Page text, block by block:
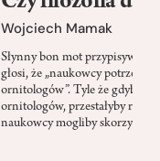
Wojciech Mamak
Słynny bon mot
głosi, że „naukowcy
ornitologów”. Tyle że gdyby
ornitologów, przestałyby
naukowcy mogliby skorzystać